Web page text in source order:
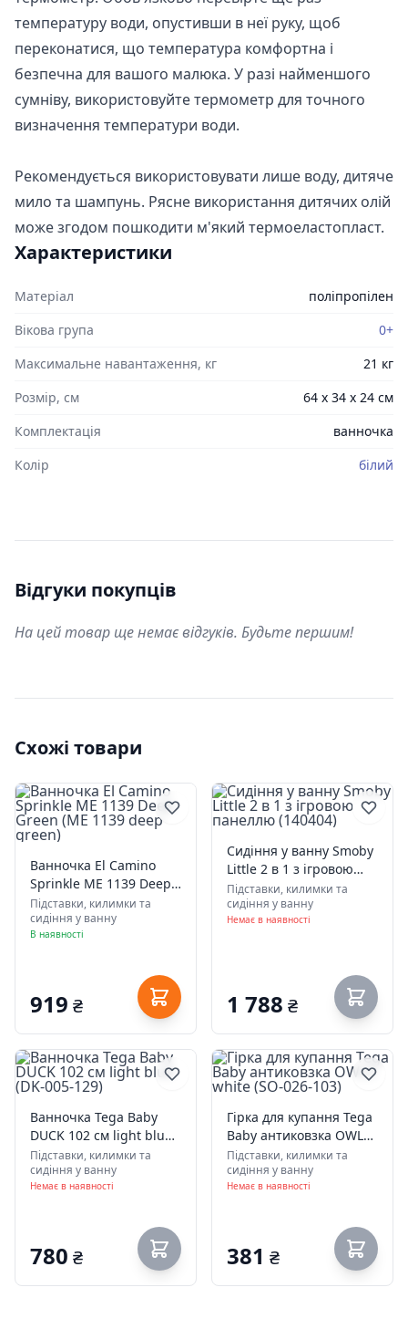
температуру води, опустивши в неї руку, щоб
переконатися, що температура комфортна і
безпечна для вашого малюка. У разі найменшого
сумніву, використовуйте термометр для точного
визначення температури води.
Рекомендується використовувати лише воду, дитяче
мило та шампунь. Рясне використання дитячих олій
може згодом пошкодити м'який термоеластопласт.
Характеристики
Матеріал
поліпропілен
Вікова група
0+
Максимальне навантаження, кг
21 кг
Розмір, см
64 х 34 х 24 см
Комплектація
ванночка
Колір
білий
Відгуки покупців
На цей товар ще немає відгуків. Будьте першим!
Схожі товари
Ванночка El Camino
Sprinkle ME 1139 Deep
Green (ME 1139 deep
green)
Підставки, килимки та
сидіння у ванну
В наявності
919 ₴
Сидіння у ванну Smoby
Little 2 в 1 з ігровою
панеллю (140404)
Підставки, килимки та
сидіння у ванну
Немає в наявності
1 788 ₴
Ванночка Tega Baby
DUCK 102 см light blue
(DK-005-129)
Підставки, килимки та
сидіння у ванну
Немає в наявності
780 ₴
Гірка для купання Tega
Baby антиковзка OWLS
white (SO-026-103)
Підставки, килимки та
сидіння у ванну
Немає в наявності
381 ₴